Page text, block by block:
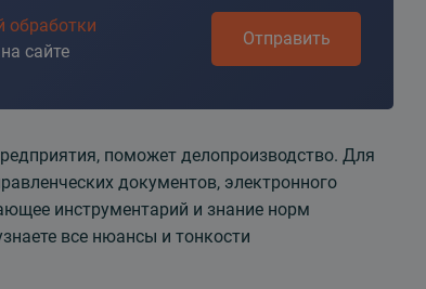
обработки
сайте
Отправить
поможет делопроизводство. Для
документов, электронного
инструментарий и знание норм
все нюансы и тонкости